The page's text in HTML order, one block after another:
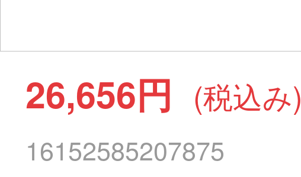
26,656円 (税込み)
16152585207875